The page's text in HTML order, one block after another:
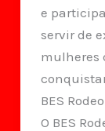
e
servir de
mulheres
BES
O BES